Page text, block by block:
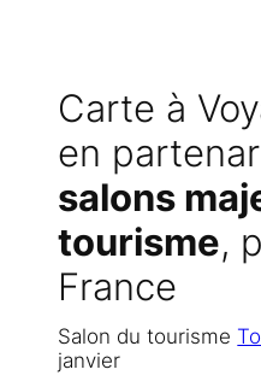
Carte à
en
salons
tourisme,
France
Salon du tourisme
janvier